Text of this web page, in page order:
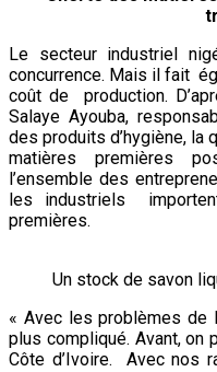
Le secteur industriel
concurrence. Mais il fait
coût de production.
Salaye Ayouba,
des produits d’hygiène, la
matières premières
l’ensemble des
les industriels
premières.
Un stock de savon
« Avec les problèmes de
plus compliqué. Avant, on
Côte d’Ivoire. Avec nos